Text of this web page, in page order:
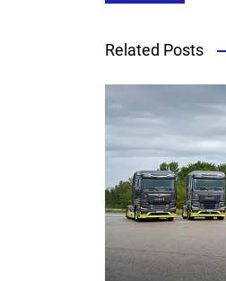
Related Posts